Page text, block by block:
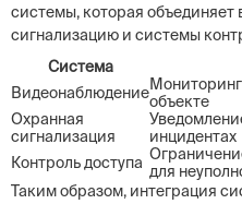
системы, которая объединяет
сигнализацию и системы
Система
Видеонаблюдениеобъекте
Охранная
сигнализация
инцидентах
Контроль доступа для
Таким образом, интеграция